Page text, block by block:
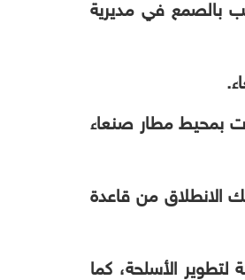
بالصمع في مديرية
بمحيط مطار صنعاء
الانطلاق من قاعدة
الأسلحة، كما